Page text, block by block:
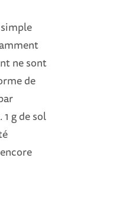
ne sont
de
g de sol